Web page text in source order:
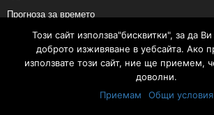
Прогноза за времето
Политика
Култура
Този сайт използва"бисквитки", за да
доброто изживяване в уебсайта. Ако
използвате този сайт, ние ще приемем,
доволни.
Приемам
Общи условия